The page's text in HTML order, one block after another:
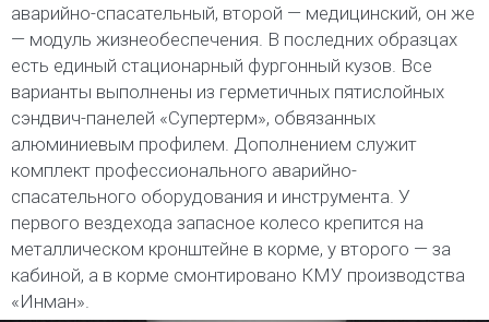
аварийно-спасательный, второй — медицинский, он же
— модуль жизнеобеспечения. В последних образцах
есть единый стационарный фургонный кузов. Все
варианты выполнены из герметичных пятислойных
сэндвич-панелей «Супертерм», обвязанных
алюминиевым профилем. Дополнением служит
комплект профессионального аварийно-
спасательного оборудования и инструмента. У
первого вездехода запасное колесо крепится на
металлическом кронштейне в корме, у второго — за
кабиной, а в корме смонтировано КМУ производства
«Инман».